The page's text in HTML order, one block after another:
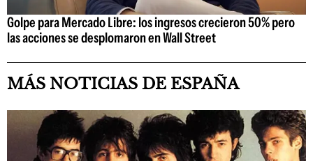
Golpe para Mercado Libre: los ingresos crecieron 50% pero
las acciones se desplomaron en Wall Street
MÁS NOTICIAS DE ESPAÑA